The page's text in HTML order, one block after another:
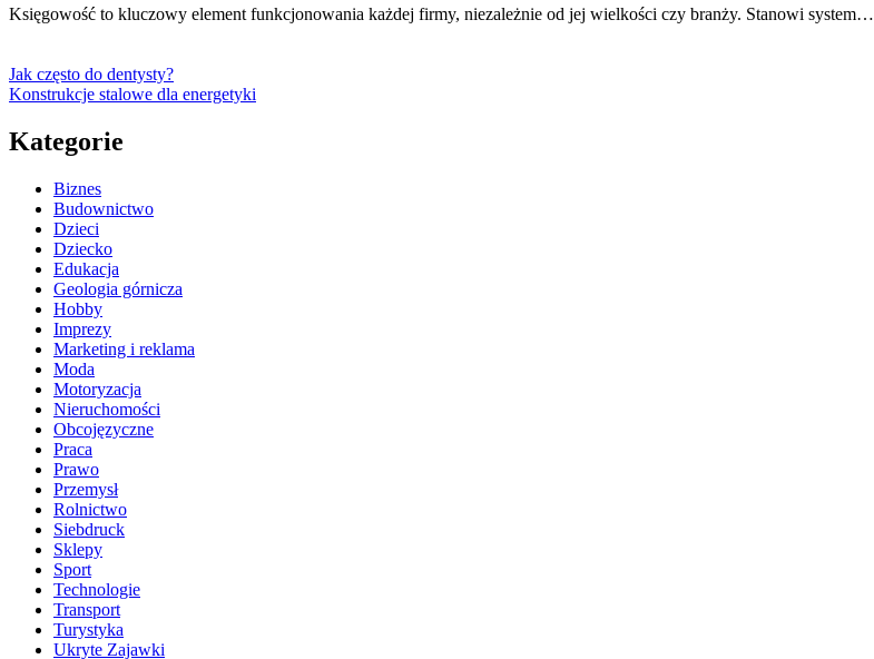
Księgowość to kluczowy element funkcjonowania każdej firmy, niezależnie od jej wielkości czy branży. Stanowi system…
Jak często do dentysty?
Konstrukcje stalowe dla energetyki
Kategorie
Biznes
Budownictwo
Dzieci
Dziecko
Edukacja
Geologia górnicza
Hobby
Imprezy
Marketing i reklama
Moda
Motoryzacja
Nieruchomości
Obcojęzyczne
Praca
Prawo
Przemysł
Rolnictwo
Siebdruck
Sklepy
Sport
Technologie
Transport
Turystyka
Ukryte Zajawki